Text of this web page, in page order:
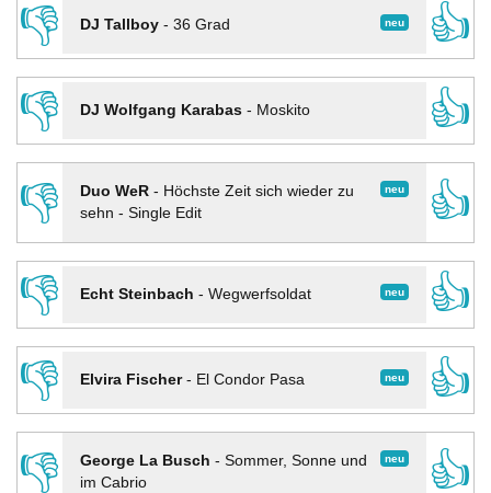
👎
neu
DJ Tallboy- 36 Grad
👍
👎
DJ Wolfgang Karabas- Moskito
👍
👎
neu
Duo WeR- Höchste Zeit sich wieder zu
sehn - Single Edit
👍
👎
neu
Echt Steinbach - Wegwerfsoldat
👍
👎
neu
Elvira Fischer- El Condor Pasa
👍
👎
neu
George La Busch - Sommer, Sonne und
im Cabrio
👍